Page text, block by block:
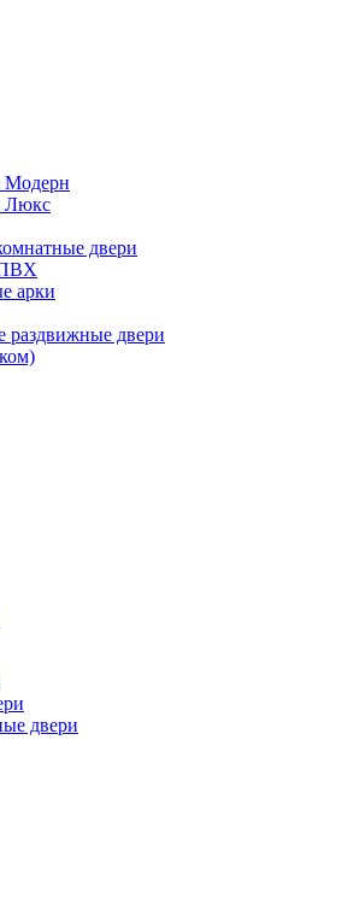
Модерн
Люкс
двери
арки
раздвижные двери
двери